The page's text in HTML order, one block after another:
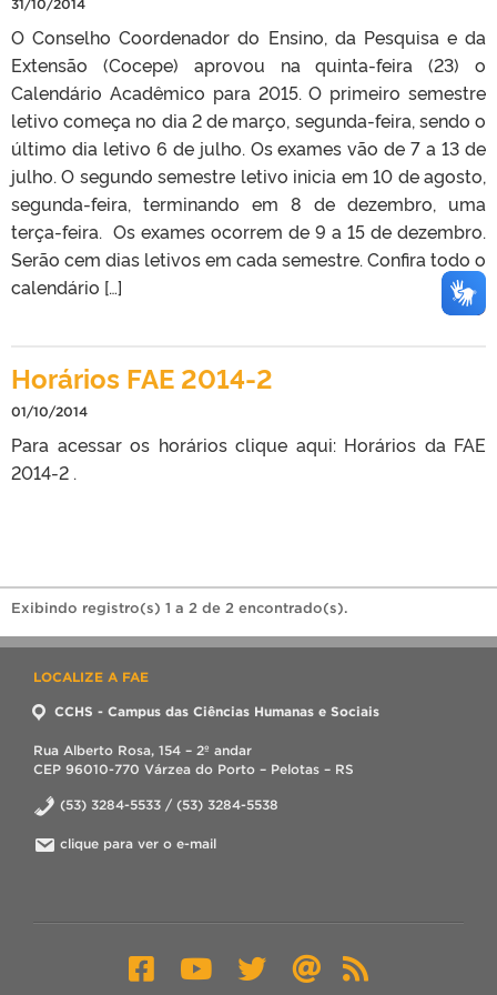
31/10/2014
O Conselho Coordenador do Ensino, da Pesquisa e da
Extensão (Cocepe) aprovou na quinta-feira (23) o
Calendário Acadêmico para 2015. O primeiro semestre
letivo começa no dia 2 de março, segunda-feira, sendo o
último dia letivo 6 de julho. Os exames vão de 7 a 13 de
julho. O segundo semestre letivo inicia em 10 de agosto,
segunda-feira, terminando em 8 de dezembro, uma
terça-feira. Os exames ocorrem de 9 a 15 de dezembro.
Serão cem dias letivos em cada semestre. Confira todo o
calendário […]
Horários FAE 2014-2
01/10/2014
Para acessar os horários clique aqui: Horários da FAE
2014-2 .
Exibindo registro(s) 1 a 2 de 2 encontrado(s).
LOCALIZE A FAE
CCHS - Campus das Ciências Humanas e Sociais
Rua Alberto Rosa, 154 – 2º andar
CEP 96010-770 Várzea do Porto – Pelotas – RS
(53) 3284-5533 / (53) 3284-5538
clique para ver o e-mail